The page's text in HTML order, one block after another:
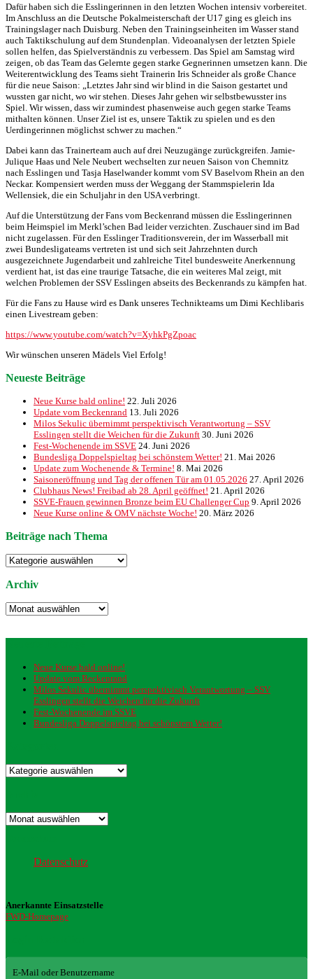
Dafür haben sich die Esslingerinnen in den letzten Wochen intensiv vorbereitet.
Im Anschluss an die Deutsche Pokalmeisterschaft der U17 ging es gleich ins
Trainingslager nach Duisburg. Neben den Trainingseinheiten im Wasser stand
auch Taktikschulung auf dem Stundenplan. Videoanalysen der letzten Spiele
sollen helfen, das Spielverständnis zu verbessern. Das Spiel am Samstag wird
zeigen, ob das Team das Gelernte gegen starke Gegnerinnen umsetzen kann. Die
Weiterentwicklung des Teams sieht Trainerin Iris Schneider als große Chance
für die neue Saison: „Letztes Jahr sind wir blind in die Saison gestartet und
wussten gar nicht, wo wir stehen. Dieses Jahr gehen wir selbstbewusster ins
Spiel. Wir wissen, dass wir zumindest phasenweise auch gegen starke Teams
mithalten können. Unser Ziel ist es, unsere Taktik zu spielen und es den
Uerdingerinnen möglichst schwer zu machen.“
Dabei kann das Trainerteam auch auf drei Neuzugänge zurückgreifen. Jamie-
Julique Haas und Nele Neubert wechselten zur neuen Saison von Chemnitz
nach Esslingen und Tasja Haselwander kommt vom SV Baselvom Rhein an den
Neckar. Kompensiert werden muss der Weggang der Stammspielerin Ida
Wellensiek, die ein Schuljahr in den USA verbringt.
Auf die Unterstützung der Fans vom Beckenrand müssen die Esslingerinnen
beim Heimspiel im Merkl’schen Bad leider verzichten. Zuschauer sind im Bad
nicht zugelassen. Für den Esslinger Traditionsverein, der im Wasserball mit
zwei Bundesligateams vertreten ist und sich seit Jahrzehnten durch
ausgezeichnete Jugendarbeit und zahlreiche Titel bundesweite Anerkennung
verdient hat, ist das eine traurige Tatsache, die ein weiteres Mal zeigt, mit
welchen Problemen der SSV Esslingen abseits des Beckenrands zu kämpfen hat.
Für die Fans zu Hause wird es Dank unseres Technikteams um Dimi Kechlibaris
einen Livestream geben:
https://www.youtube.com/watch?v=XyhkPgZpoac
Wir wünschen unseren Mädels Viel Erfolg!
Neueste Beiträge
Neue Kurse bald online! 22. Juli 2026
Update vom Beckenrand 13. Juli 2026
Milos Sekulic übernimmt perspektivisch Verantwortung – SSV
Esslingen stellt die Weichen für die Zukunft 30. Juni 2026
Fest-Wochenende im SSVE 24. Juni 2026
Bundesliga Doppelspieltag bei schönstem Wetter! 21. Mai 2026
Update zum Wochenende & Termine! 8. Mai 2026
Saisoneröffnung und Tag der offenen Tür am 01.05.2026 27. April 2026
Clubhaus News! Freibad ab 28. April geöffnet! 21. April 2026
SSVE-Frauen gewinnen Bronze beim EU Challenger Cup 9. April 2026
Neue Kurse online & OMV nächste Woche! 20. März 2026
Beiträge nach Thema
Beiträge
nach
Thema
Archiv
Archiv
Neue Kurse bald online!
Update vom Beckenrand
Milos Sekulic übernimmt perspektivisch Verantwortung – SSV
Esslingen stellt die Weichen für die Zukunft
Fest-Wochenende im SSVE
Bundesliga Doppelspieltag bei schönstem Wetter!
Kategorien
Archiv
Datenschutz
Anerkannte Einsatzstelle
FWD-Homepage
E-Mail oder Benutzername